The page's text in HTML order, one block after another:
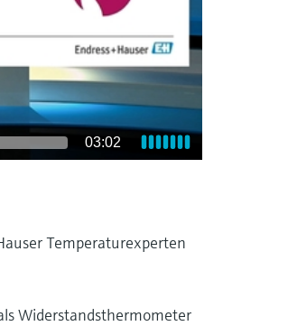
03:02
Temperaturexperten
Widerstandsthermometer